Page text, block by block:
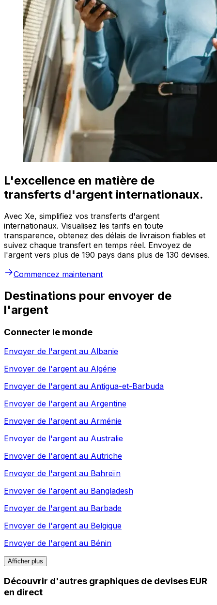
L'excellence en matière de
transferts d'argent internationaux.
Avec Xe, simplifiez vos transferts d'argent
internationaux. Visualisez les tarifs en toute
transparence, obtenez des délais de livraison fiables et
suivez chaque transfert en temps réel. Envoyez de
l'argent vers plus de 190 pays dans plus de 130 devises.
Commencez maintenant
Destinations pour envoyer de
l'argent
Connecter le monde
Envoyer de l'argent au Albanie
Envoyer de l'argent au Algérie
Envoyer de l'argent au Antigua-et-Barbuda
Envoyer de l'argent au Argentine
Envoyer de l'argent au Arménie
Envoyer de l'argent au Australie
Envoyer de l'argent au Autriche
Envoyer de l'argent au Bahreïn
Envoyer de l'argent au Bangladesh
Envoyer de l'argent au Barbade
Envoyer de l'argent au Belgique
Envoyer de l'argent au Bénin
Afficher plus
Découvrir d'autres graphiques de devises EUR
en direct